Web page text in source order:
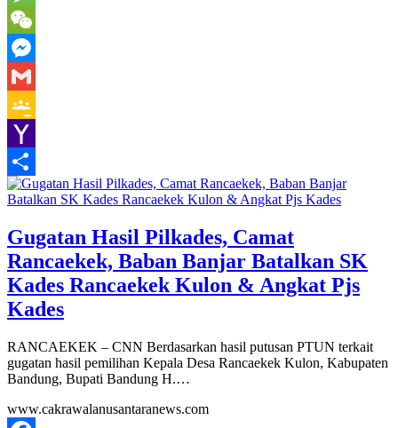
Message
WeChat
Messenger
Gmail
Google
Classroom
Yahoo
Mail
Share
Gugatan Hasil Pilkades, Camat
Rancaekek, Baban Banjar Batalkan SK
Kades Rancaekek Kulon & Angkat Pjs
Kades
RANCAEKEK – CNN Berdasarkan hasil putusan PTUN terkait
gugatan hasil pemilihan Kepala Desa Rancaekek Kulon, Kabupaten
Bandung, Bupati Bandung H.…
www.cakrawalanusantaranews.com